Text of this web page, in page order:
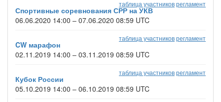
таблица участниковрегламент
Спортивные соревнования СРР на УКВ
06.06.2020 14:00 – 07.06.2020 08:59 UTC
таблица участниковрегламент
CW марафон
02.11.2019 14:00 – 03.11.2019 08:59 UTC
таблица участниковрегламент
Кубок России
05.10.2019 14:00 – 06.10.2019 08:59 UTC